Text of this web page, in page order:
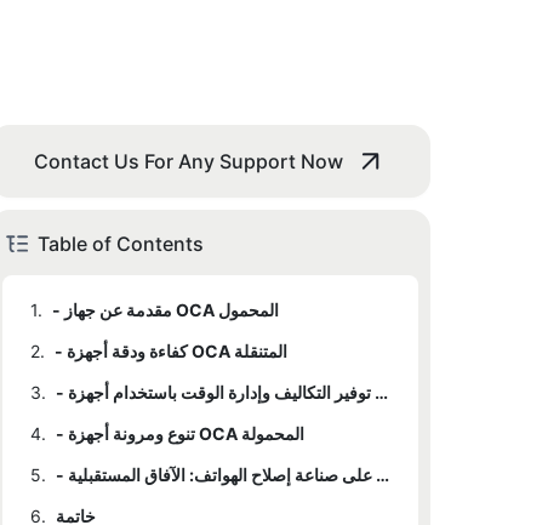
Contact Us For Any Support Now
Table of Contents
1.
- مقدمة عن جهاز OCA المحمول
2.
- كفاءة ودقة أجهزة OCA المتنقلة
3.
- توفير التكاليف وإدارة الوقت باستخدام أجهزة OCA المحمولة
4.
- تنوع ومرونة أجهزة OCA المحمولة
5.
- التأثير على صناعة إصلاح الهواتف: الآفاق المستقبلية
6. خاتمة